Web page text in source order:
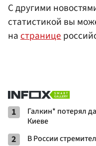
С другими
статистикой вы
настранице
1
Галкин* потерял
Киеве
2 В России